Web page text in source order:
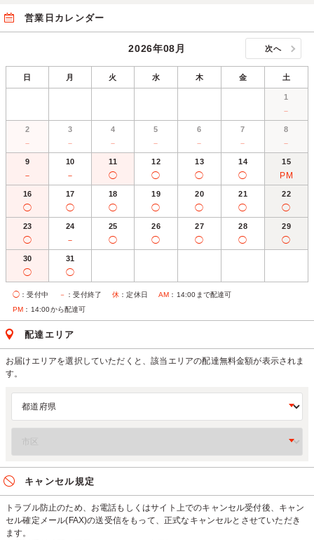
営業日カレンダー
2026年08月 次へ
日 月 火 水 木 金 土
1
－
2
－
3
－
4
－
5
－
6
－
7
－
8
－
9
－
10
－
11
◯
12
◯
13
◯
14
◯
15
PM
16
◯
17
◯
18
◯
19
◯
20
◯
21
◯
22
◯
23
◯
24
－
25
◯
26
◯
27
◯
28
◯
29
◯
30
◯
31
◯
◯ ：受付中 － ：受付終了 休 ：定休日 AM ：14:00まで配達可
PM ：14:00から配達可
配達エリア
お届けエリアを選択していただくと、該当エリアの配達無料金額が表示されま
す。
キャンセル規定
トラブル防止のため、お電話もしくはサイト上でのキャンセル受付後、キャン
セル確定メール(FAX)の送受信をもって、正式なキャンセルとさせていただき
ます。